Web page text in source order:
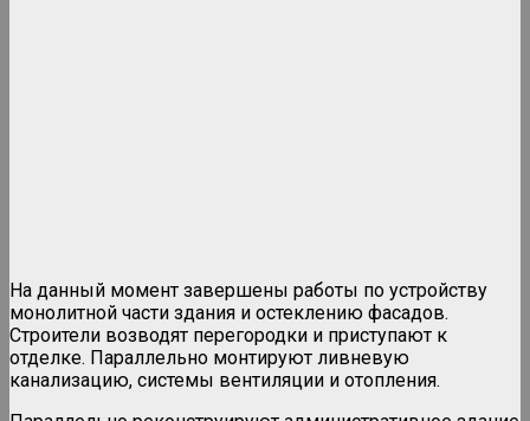
На данный момент завершены работы по устройству
монолитной части здания и остеклению фасадов.
Строители возводят перегородки и приступают к
отделке. Параллельно монтируют ливневую
канализацию, системы вентиляции и отопления.